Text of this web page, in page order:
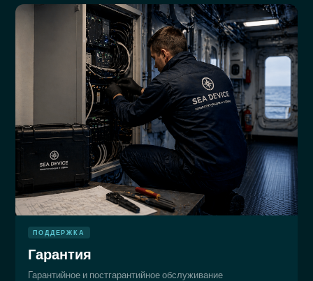
ПОДДЕРЖКА
Гарантия
Гарантийное и постгарантийное обслуживание